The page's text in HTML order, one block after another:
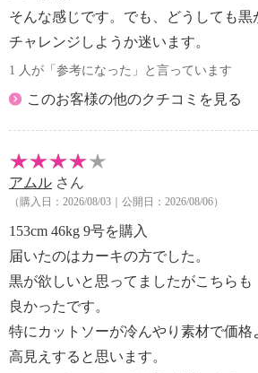
・各アイテムにより異なる
・各アイテムにより異なる
【お手入れ方法】
・各アイテムにより異なる
そんな感じです。でも、どうしても
チャレンジしようか迷います。
1 人が「参考になった」と言っています
このお客様の他のクチコミを見る
アムル さん
（購入日：2026/08/03｜公開日：2026/08/06）
153cm 46kg 9号を購入
届いたのはカーキの方でした。
黒が欲しいと思ってましたがこちらも
良かったです。
特にカットソーが冷んやり素材で価格
高見えすると思います。